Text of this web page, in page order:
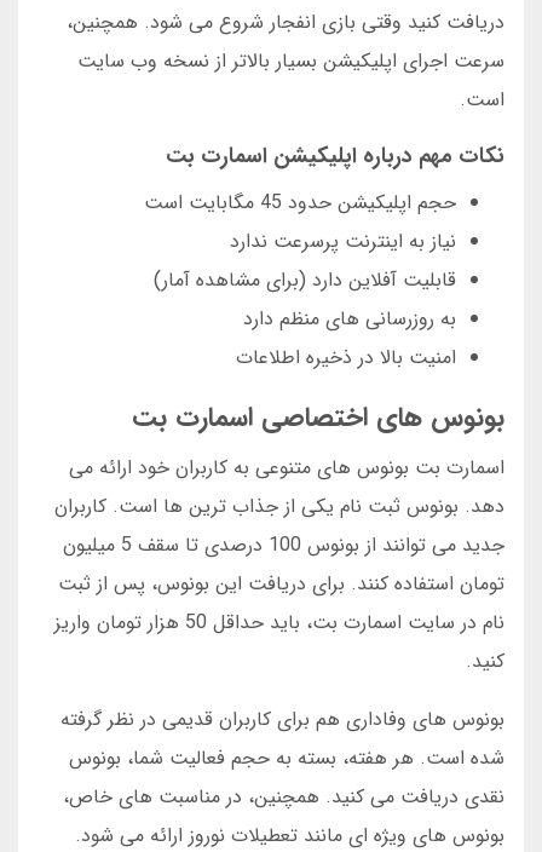
دریافت کنید وقتی بازی انفجار شروع می شود. همچنین،
سرعت اجرای اپلیکیشن بسیار بالاتر از نسخه وب سایت
است.
نکات مهم درباره اپلیکیشن اسمارت بت
حجم اپلیکیشن حدود 45 مگابایت است
نیاز به اینترنت پرسرعت ندارد
قابلیت آفلاین دارد (برای مشاهده آمار)
به روزرسانی های منظم دارد
امنیت بالا در ذخیره اطلاعات
بونوس های اختصاصی اسمارت بت
اسمارت بت بونوس های متنوعی به کاربران خود ارائه می
دهد. بونوس ثبت نام یکی از جذاب ترین ها است. کاربران
جدید می توانند از بونوس 100 درصدی تا سقف 5 میلیون
تومان استفاده کنند. برای دریافت این بونوس، پس از ثبت
نام در سایت اسمارت بت، باید حداقل 50 هزار تومان واریز
کنید.
بونوس های وفاداری هم برای کاربران قدیمی در نظر گرفته
شده است. هر هفته، بسته به حجم فعالیت شما، بونوس
نقدی دریافت می کنید. همچنین، در مناسبت های خاص،
بونوس های ویژه ای مانند تعطیلات نوروز ارائه می شود.